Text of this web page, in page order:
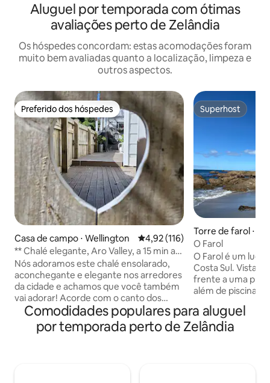
Aluguel por temporada com ótimas
avaliações perto de Zelândia
Os hóspedes concordam: estas acomodações foram
muito bem avaliadas quanto a localização, limpeza e
outros aspectos.
Preferido dos hóspedes
Preferido dos hóspedes
Casa de campo ⋅ Wellington 4,92 de uma avaliação média de
4,92 (116)
** Chalé elegante, Aro Valley, a 15 min a
pé de cafés
Nós adoramos este chalé ensolarado,
aconchegante e elegante nos arredores
da cidade e achamos que você também
vai adorar! Acorde com o canto dos
pássaros e desfrute de uma caminhada
tranquila até o Aro Valley Village para
tomar um café e comer um croissant.
Superhost
Superhost
Torre de farol ⋅
O Farol
O Farol é um
Costa Sul. Vistas
frente a uma
além de piscinas
confortável e
privativo e
Comodidades populares para aluguel
por temporada perto de Zelândia